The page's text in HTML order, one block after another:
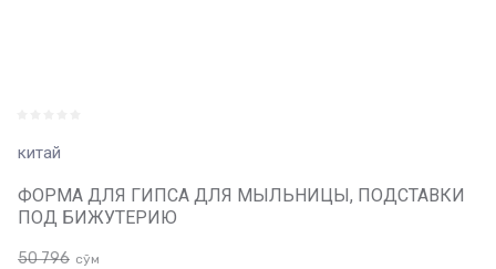
китай
ФОРМА ДЛЯ ГИПСА ДЛЯ МЫЛЬНИЦЫ, ПОДСТАВКИ
ПОД БИЖУТЕРИЮ
50 796 сўм